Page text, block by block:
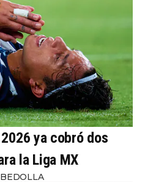
ya cobró dos
la Liga MX